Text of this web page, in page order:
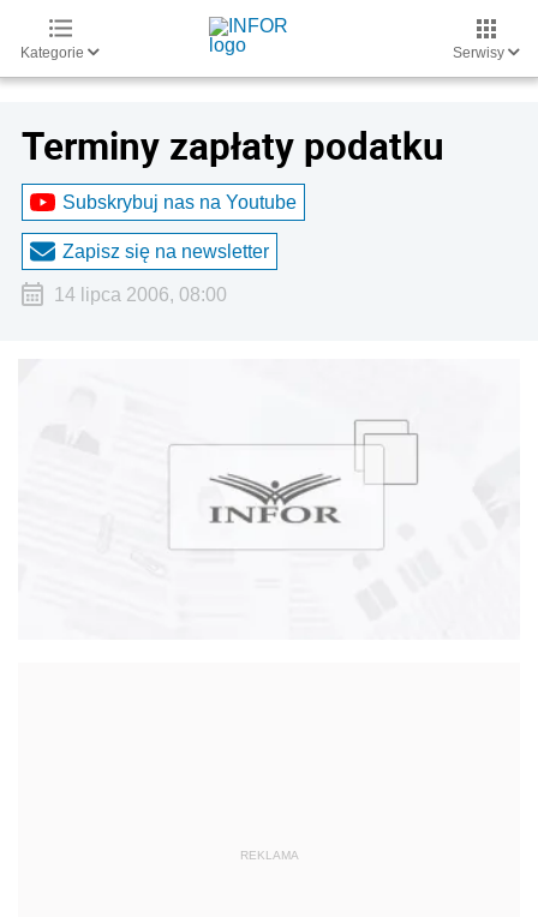
Kategorie Serwisy
Terminy zapłaty podatku
Subskrybuj nas na Youtube
Zapisz się na newsletter
14 lipca 2006, 08:00